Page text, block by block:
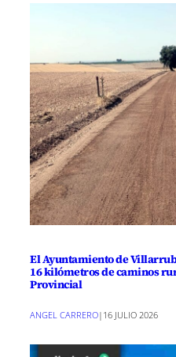
El Ayuntamiento de
16 kilómetros de caminos
Provincial
ANGEL CARRERO| 16 JULIO 2026